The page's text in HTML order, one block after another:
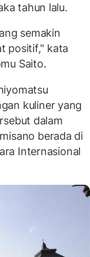
tahun lalu.
semakin
positif," kata
Saito.
kuliner yang
dalam
berada di
Internasional